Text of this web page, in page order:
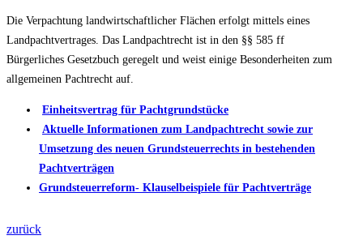
Die Verpachtung landwirtschaftlicher Flächen erfolgt mittels eines
Landpachtvertrages. Das Landpachtrecht ist in den §§ 585 ff
Bürgerliches Gesetzbuch geregelt und weist einige Besonderheiten zum
allgemeinen Pachtrecht auf.
Einheitsvertrag für Pachtgrundstücke
Aktuelle Informationen zum Landpachtrecht sowie zur
Umsetzung des neuen Grundsteuerrechts in bestehenden
Pachtverträgen
Grundsteuerreform- Klauselbeispiele für Pachtverträge
zurück